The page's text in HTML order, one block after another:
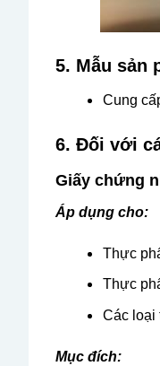
5. Mẫu sản
Cung
6. Đối với
Giấy chứng
Áp dụng cho:
Thực
Thực
Các loại
Mục đích: